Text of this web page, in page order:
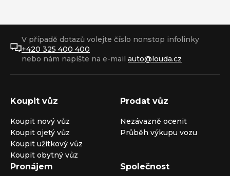
V případě dotazů volejte číslo nonstop infolinky
+420 325 400 400
nebo nám napište na e-mail auto@louda.cz
Koupit vůz
Koupit nový vůz
Koupit ojetý vůz
Koupit užitkový vůz
Koupit obytný vůz
Prodat vůz
Nezávazně ocenit
Průběh výkupu vozu
Pronájem Společnost